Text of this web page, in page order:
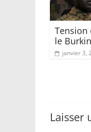
le
janvier 3,
Laisser